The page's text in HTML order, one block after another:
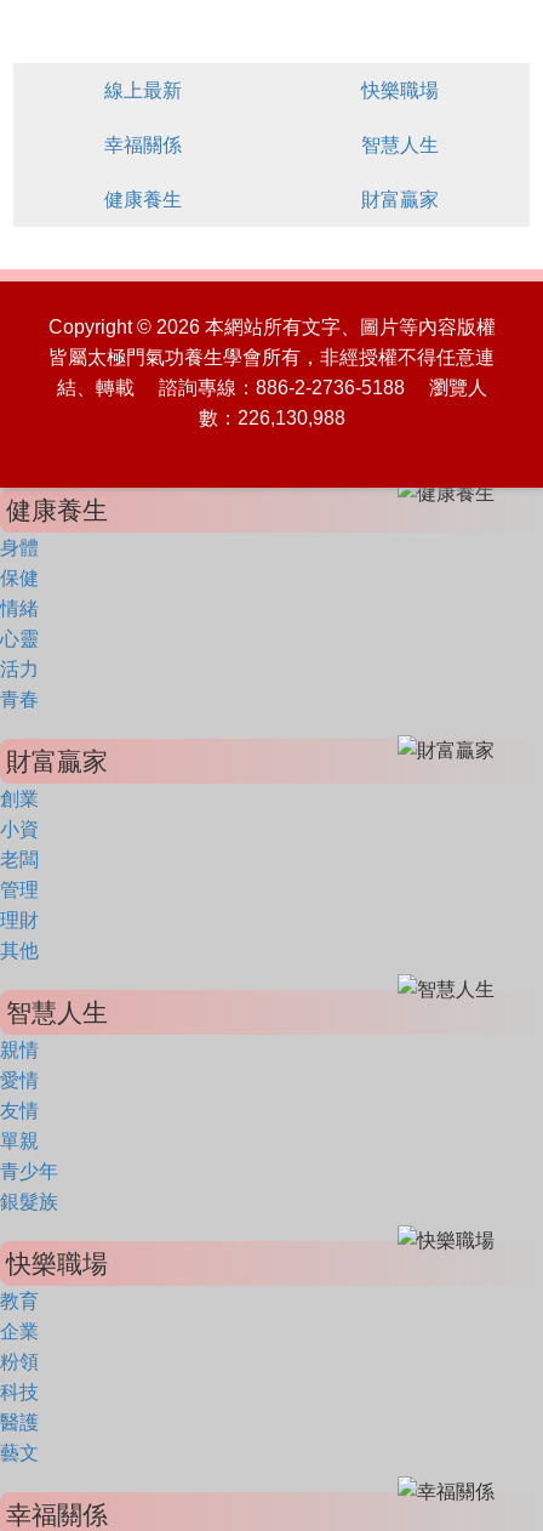
線上最新 快樂職場
幸福關係 智慧人生
健康養生 財富贏家
Copyright © 2026 本網站所有文字、圖片等內容版權
皆屬太極門氣功養生學會所有，非經授權不得任意連
結、轉載 諮詢專線：886-2-2736-5188 瀏覽人
數：226,130,988
健康養生
身體
保健
情緒
心靈
活力
青春
財富贏家
創業
小資
老闆
管理
理財
其他
智慧人生
親情
愛情
友情
單親
青少年
銀髮族
快樂職場
教育
企業
粉領
科技
醫護
藝文
幸福關係